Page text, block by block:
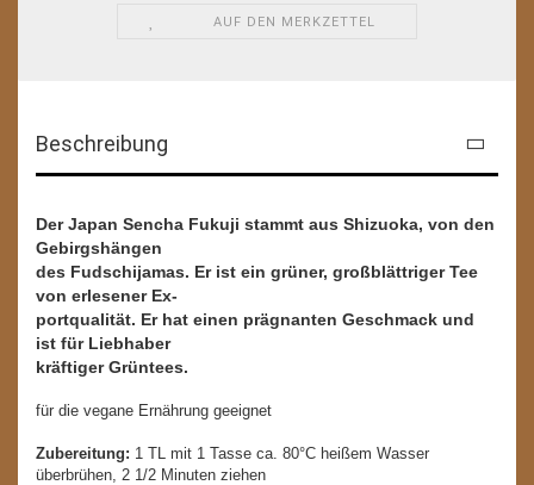
AUF DEN MERKZETTEL
Beschreibung
Der Japan Sencha Fukuji stammt aus Shizuoka, von den
Gebirgshängen
des Fudschijamas. Er ist ein grüner, großblättriger Tee
von erlesener Ex-
portqualität. Er hat einen prägnanten Geschmack und
ist für Liebhaber
kräftiger Grüntees.
für die vegane Ernährung geeignet
Zubereitung: 1 TL mit 1 Tasse ca. 80°C heißem Wasser
überbrühen, 2 1/2 Minuten ziehen